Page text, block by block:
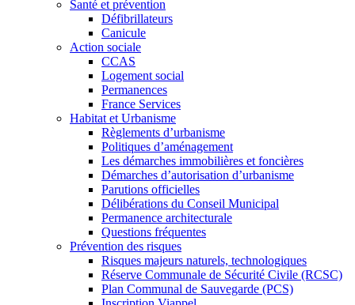
Santé et prévention
Défibrillateurs
Canicule
Action sociale
CCAS
Logement social
Permanences
France Services
Habitat et Urbanisme
Règlements d’urbanisme
Politiques d’aménagement
Les démarches immobilières et foncières
Démarches d’autorisation d’urbanisme
Parutions officielles
Délibérations du Conseil Municipal
Permanence architecturale
Questions fréquentes
Prévention des risques
Risques majeurs naturels, technologiques
Réserve Communale de Sécurité Civile (RCSC)
Plan Communal de Sauvegarde (PCS)